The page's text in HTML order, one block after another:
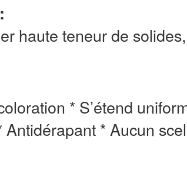
haute teneur de
* S’étend
Antidérapant * Aucun